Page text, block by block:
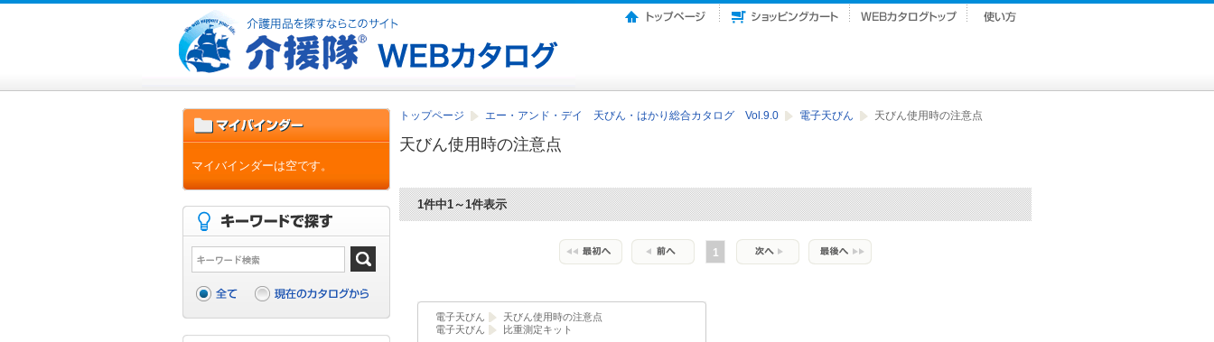
トップページ エー・アンド・デイ 天びん・はかり総合カタログ Vol.9.0 電子天びん 天びん使用時の注意点
天びん使用時の注意点
1件中1～1件表示
1
電子天びん
天びん使用時の注意点
電子天びん
比重測定キット
マイバインダーは空です。